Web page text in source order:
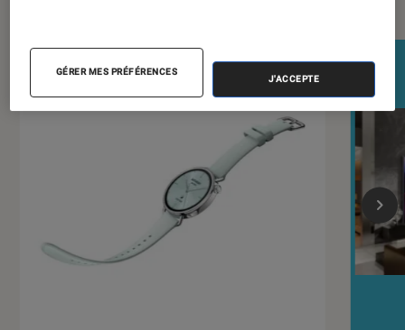
GÉRER MES PRÉFÉRENCES
J'ACCEPTE